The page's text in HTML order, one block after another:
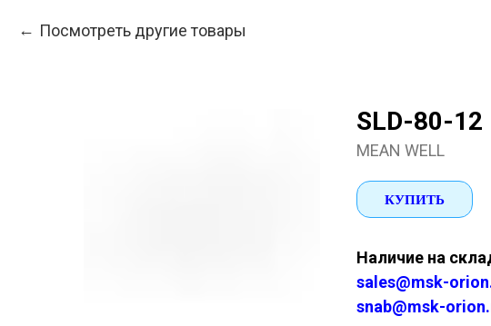
Посмотреть другие товары
SLD-80-12
MEAN WELL
КУПИТЬ
Наличие на
sales@msk-
snab@msk-